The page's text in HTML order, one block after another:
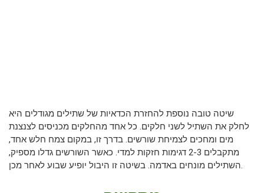
שיטה טובה נוספת להחזרת הכדאיות של שתילים מגודלים היא
לחלק את השתיל לשני חלקים. כל אחד מהחלקים מכניסים לצנצנת
מים ומחכים לצמיחת שורשים. בדרך זו, במקום צמח חלש אחד,
מתקבלים 2-3 דגימות חזקות למדי. כאשר השורשים גדלו מספיק,
השתילים מונחים באדמה. בשיטה זו היבול יופיע שבוע לאחר מכן.